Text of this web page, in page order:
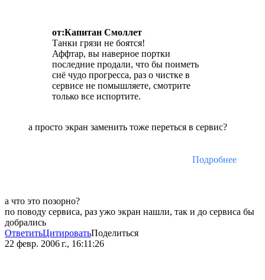
от:Капитан Смоллет
Танки грязи не боятся!
Аффтар, вы наверное портки
последние продали, что бы поиметь
сиё чудо прогресса, раз о чистке в
сервисе не помышляете, смотрите
только все испортите.
а просто экран заменить тоже переться в сервис?
Подробнее
а что это позорно?
по поводу сервиса, раз ужо экран нашли, так и до сервиса бы
добрались
ОтветитьЦитироватьПоделиться
22 февр. 2006 г., 16:11:26